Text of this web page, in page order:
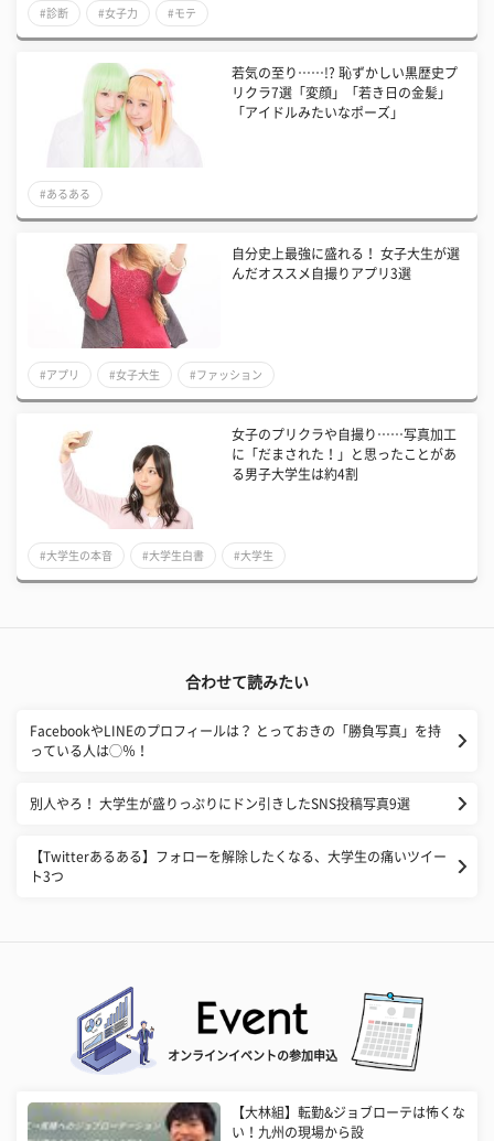
#診断 #女子力 #モテ
若気の至り……!? 恥ずかしい黒歴史プ
リクラ7選「変顔」「若き日の金髪」
「アイドルみたいなポーズ」
#あるある
自分史上最強に盛れる！ 女子大生が選
んだオススメ自撮りアプリ3選
#アプリ #女子大生 #ファッション
女子のプリクラや自撮り……写真加工
に「だまされた！」と思ったことがあ
る男子大学生は約4割
#大学生の本音 #大学生白書 #大学生
合わせて読みたい
FacebookやLINEのプロフィールは？ とっておきの「勝負写真」を持
っている人は◯％！
別人やろ！ 大学生が盛りっぷりにドン引きしたSNS投稿写真9選
【Twitterあるある】フォローを解除したくなる、大学生の痛いツイー
ト3つ
オンラインイベントの参加申込
【大林組】転勤&ジョブローテは怖くな
い！九州の現場から設